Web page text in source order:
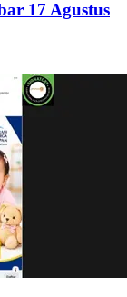
17 Agustus